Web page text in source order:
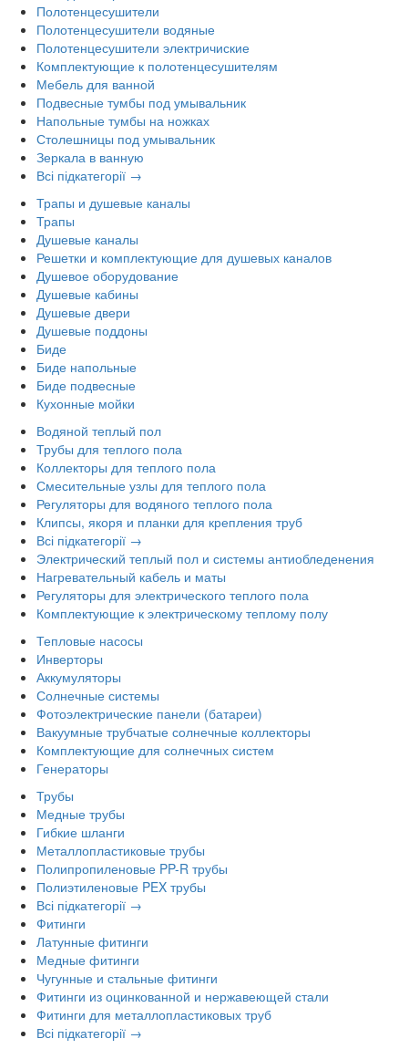
Полотенцесушители
Полотенцесушители водяные
Полотенцесушители электричиские
Комплектующие к полотенцесушителям
Мебель для ванной
Подвесные тумбы под умывальник
Напольные тумбы на ножках
Столешницы под умывальник
Зеркала в ванную
Всі підкатегорії →
Трапы и душевые каналы
Трапы
Душевые каналы
Решетки и комплектующие для душевых каналов
Душевое оборудование
Душевые кабины
Душевые двери
Душевые поддоны
Биде
Биде напольные
Биде подвесные
Кухонные мойки
Водяной теплый пол
Трубы для теплого пола
Коллекторы для теплого пола
Смесительные узлы для теплого пола
Регуляторы для водяного теплого пола
Клипсы, якоря и планки для крепления труб
Всі підкатегорії →
Электрический теплый пол и системы антиобледенения
Нагревательный кабель и маты
Регуляторы для электрического теплого пола
Комплектующие к электрическому теплому полу
Тепловые насосы
Инверторы
Аккумуляторы
Солнечные системы
Фотоэлектрические панели (батареи)
Вакуумные трубчатые солнечные коллекторы
Комплектующие для солнечных систем
Генераторы
Трубы
Медные трубы
Гибкие шланги
Металлопластиковые трубы
Полипропиленовые PP-R трубы
Полиэтиленовые PEX трубы
Всі підкатегорії →
Фитинги
Латунные фитинги
Медные фитинги
Чугунные и стальные фитинги
Фитинги из оцинкованной и нержавеющей стали
Фитинги для металлопластиковых труб
Всі підкатегорії →